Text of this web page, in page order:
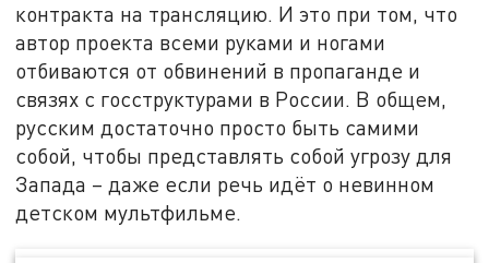
контракта на трансляцию. И это при том, что
автор проекта всеми руками и ногами
отбиваются от обвинений в пропаганде и
связях с госструктурами в России. В общем,
русским достаточно просто быть самими
собой, чтобы представлять собой угрозу для
Запада – даже если речь идёт о невинном
детском мультфильме.